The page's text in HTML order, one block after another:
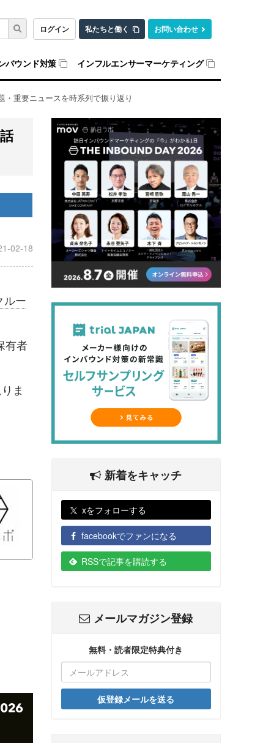
ログイン 私たちと働く お問い合わせ
バウンド対策 インフルエンサーマーケティング
・重要ニュースを時系列で振り返り
02-18
ルー
有者
ま
新着をキャッチ
xをフォローする
facebookでファンになる
RSSで記事を購読する
メールマガジン登録
無料・読者限定特典付き
仮登録メールを送る